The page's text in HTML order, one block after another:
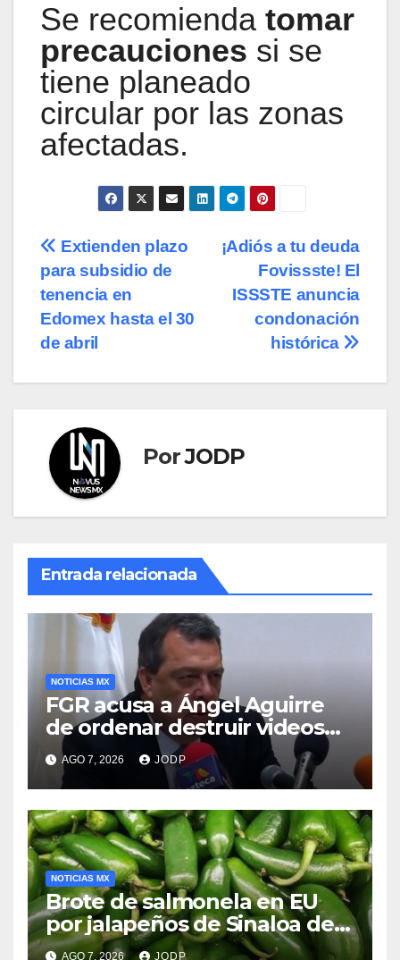
Se recomienda tomar
precauciones si se
tiene planeado
circular por las zonas
afectadas.
Navegación
de
entradas
¡Adiós a tu deuda
Fovissste! El
ISSSTE anuncia
condonación
histórica
Extienden plazo
para subsidio de
tenencia en
Edomex hasta el 30
de abril
PorJODP
Entrada relacionada
NOTICIAS MX
FGR acusa a Ángel Aguirre
de ordenar destruir videos
clave del caso Ayotzinapa
AGO 7, 2026 JODP
NOTICIAS MX
Brote de salmonela en EU
por jalapeños de Sinaloa deja
345 enfermos y 36
AGO 7, 2026 JODP